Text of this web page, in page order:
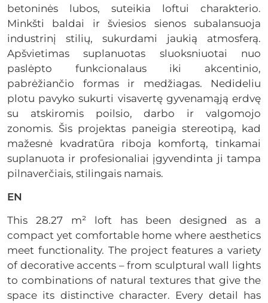
betoninės lubos, suteikia loftui charakterio.
Minkšti baldai ir šviesios sienos subalansuoja
industrinį stilių, sukurdami jaukią atmosferą.
Apšvietimas suplanuotas sluoksniuotai nuo
paslėpto funkcionalaus iki akcentinio,
pabrėžiančio formas ir medžiagas. Nedideliu
plotu pavyko sukurti visavertę gyvenamąją erdvę
su atskiromis poilsio, darbo ir valgomojo
zonomis. Šis projektas paneigia stereotipą, kad
mažesnė kvadratūra riboja komfortą, tinkamai
suplanuota ir profesionaliai įgyvendinta ji tampa
pilnaverčiais, stilingais namais.
EN
This 28.27 m² loft has been designed as a
compact yet comfortable home where aesthetics
meet functionality. The project features a variety
of decorative accents – from sculptural wall lights
to combinations of natural textures that give the
space its distinctive character. Every detail has